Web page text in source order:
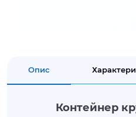
Опис
Контейнер